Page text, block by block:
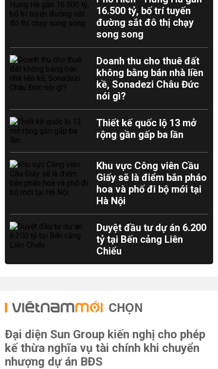
16.500 tỷ, bố trí tuyến
đường sắt đô thị chạy
song song
Doanh thu cho thuê đất
không bằng bán nhà liền
kề, Sonadezi Châu Đức
nói gì?
Thiết kế quốc lộ 13 mở
rộng gần gấp ba lần
Khu vực Công viên Cầu
Giấy sẽ là điểm bắn pháo
hoa và phố đi bộ mới tại
Hà Nội
Duyệt đầu tư dự án 6.200
tỷ tại Bến cảng Liên
Chiểu
CHỌN
Đại diện Sun Group kiến nghị cho phép
kế thừa nghĩa vụ tài chính khi chuyển
nhượng dự án BĐS